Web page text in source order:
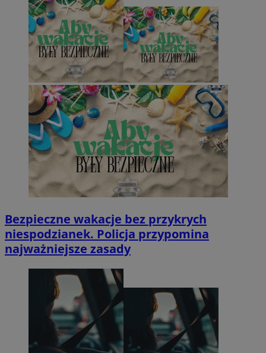
Bezpieczne wakacje bez przykrych
niespodzianek. Policja przypomina
najważniejsze zasady